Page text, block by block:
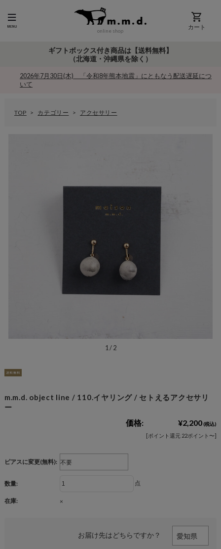
online shop カート
ギフトボックス付き商品は【送料無料】
（北海道・沖縄県を除く）
2026年7月30日(木) 「令和8年熊本地震」にともなう配送遅延につ
いて
TOP カテゴリー アクセサリー
1 /2
m.m.d. object line / 110.イヤリング / セトえるアクセサリ
ー
価格: ¥2,200(税込)
[ポイント還元 22ポイント〜]
ピアスに変更(無料):
数量: 点
在庫: ×
お届け先はどちらですか？